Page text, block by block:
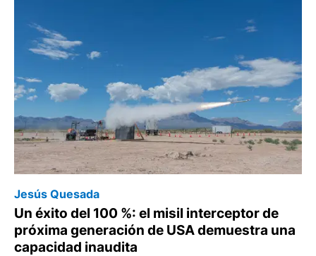
Jesús Quesada
Un éxito del 100 %: el misil interceptor de
próxima generación de USA demuestra una
capacidad inaudita